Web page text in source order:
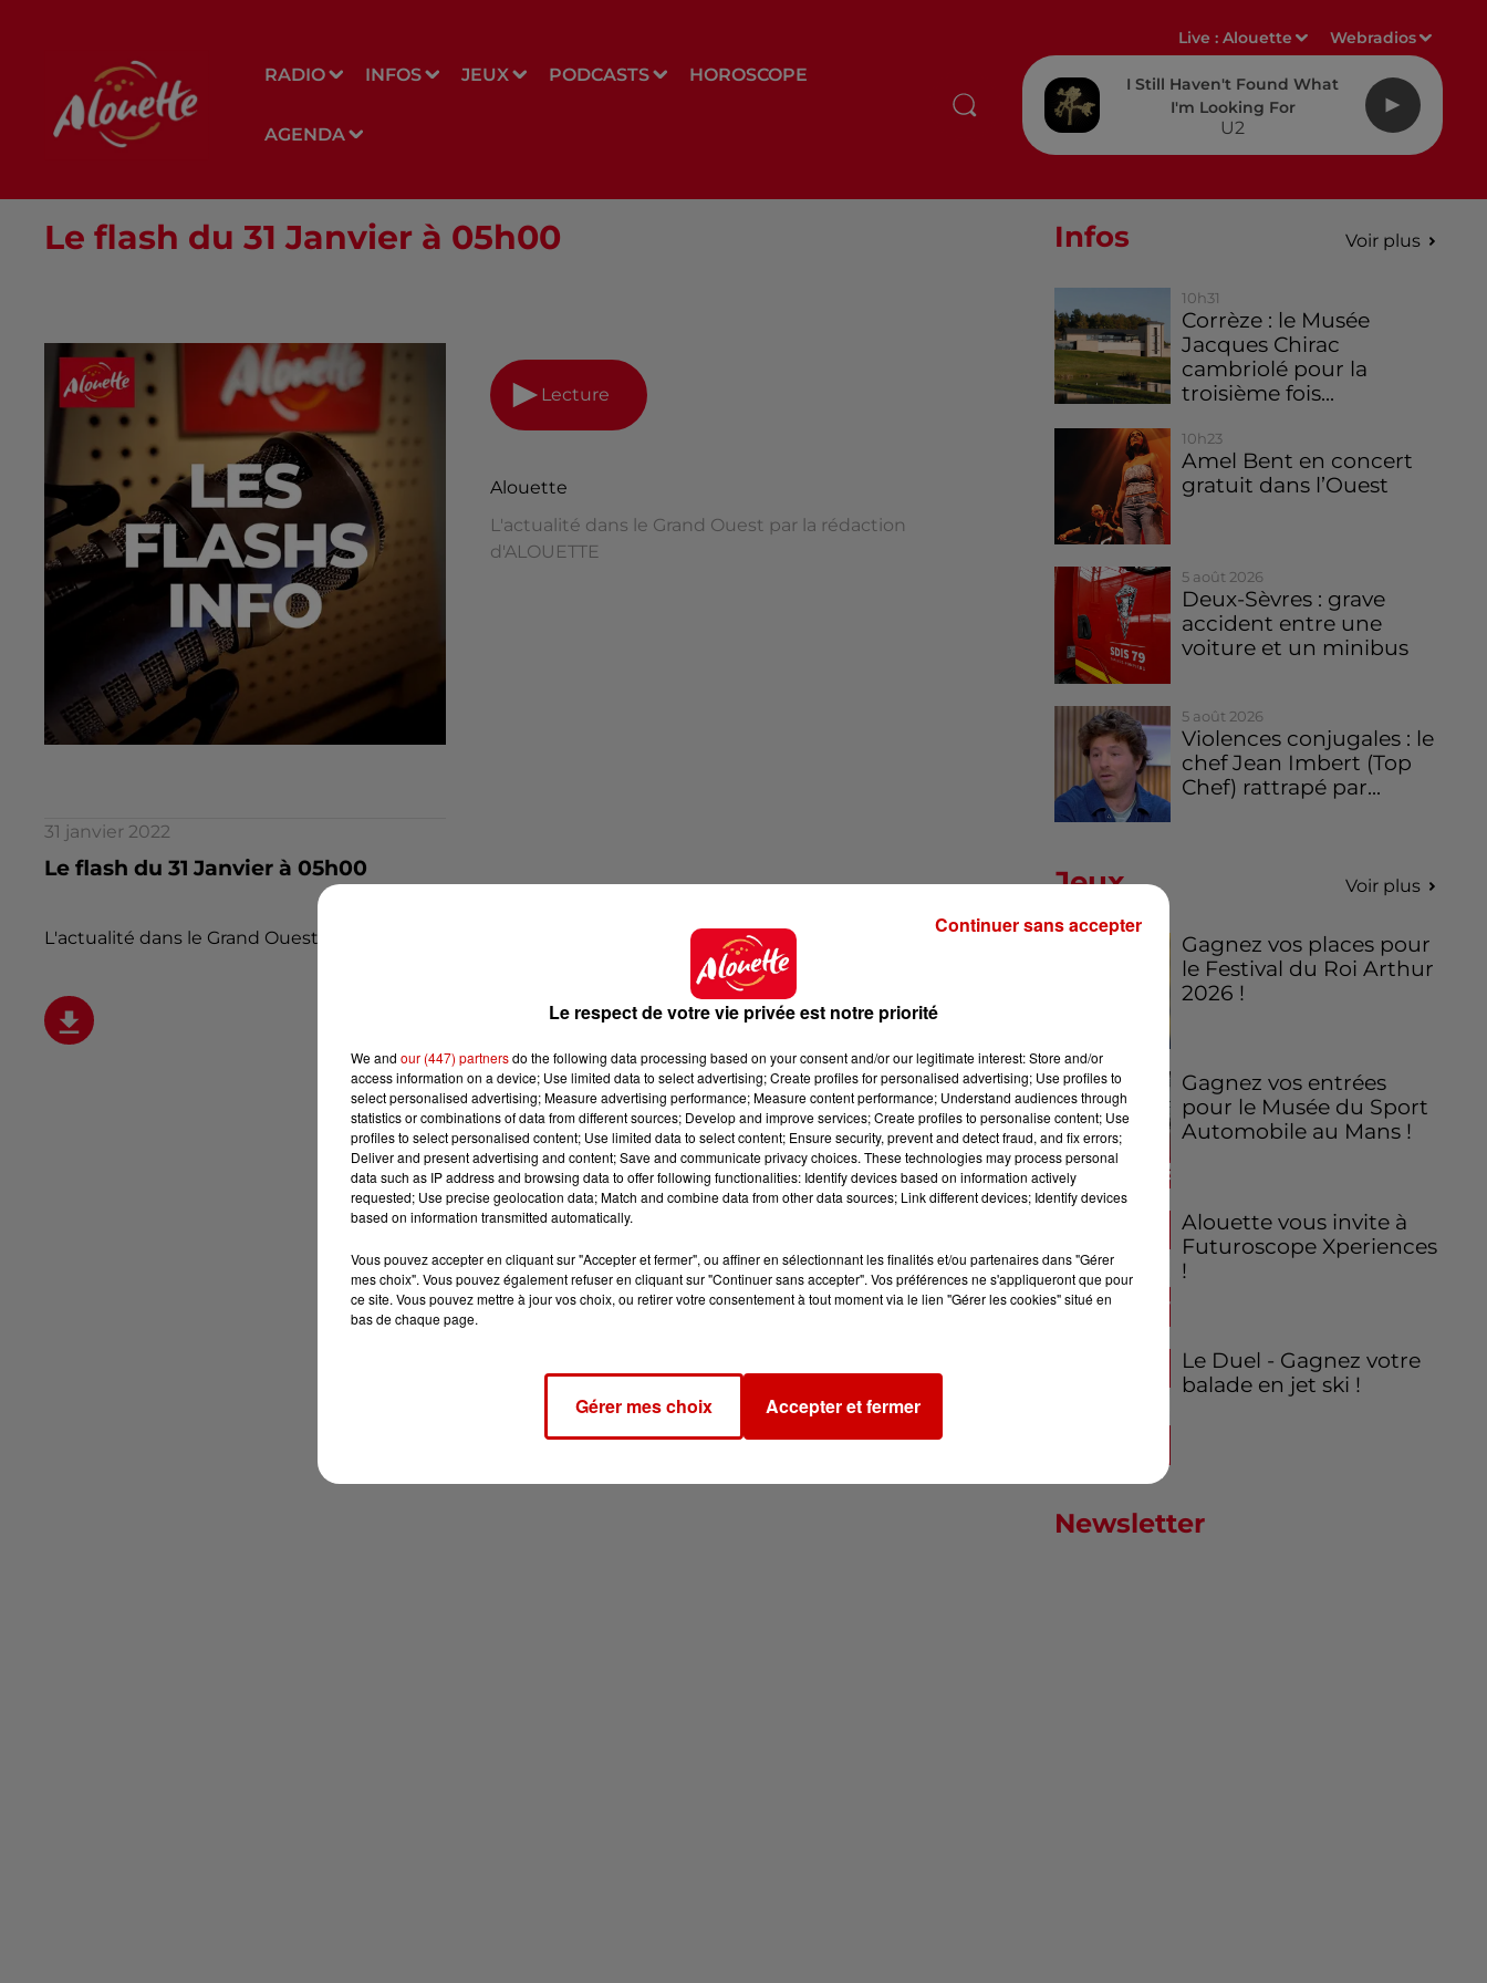
RADIO INFOS JEUX PODCASTS HOROSCOPE
AGENDA
Live :Alouette Webradios
I Still Haven't Found What
I'm Looking For
U2
Le flash du 31 Janvier à 05h00
Lecture
Alouette
L'actualité dans le Grand Ouest par la rédaction
d'ALOUETTE
31 janvier 2022
Le flash du 31 Janvier à 05h00
L'actualité dans le Grand Ouest par la rédaction d'ALOUETTE
Infos Voir plus
10h31
Corrèze : le Musée
Jacques Chirac
cambriolé pour la
troisième fois...
10h23
Amel Bent en concert
gratuit dans l’Ouest
5 août 2026
Deux-Sèvres : grave
accident entre une
voiture et un minibus
5 août 2026
Violences conjugales : le
chef Jean Imbert (Top
Chef) rattrapé par...
Jeux Voir plus
Gagnez vos places pour
le Festival du Roi Arthur
2026 !
Gagnez vos entrées
pour le Musée du Sport
Automobile au Mans !
Alouette vous invite à
Futuroscope Xperiences
!
Le Duel - Gagnez votre
balade en jet ski !
Newsletter
Le respect de votre vie privée est notre priorité
We and our (447) partnersdo the following data processing based on your consent and/or our legitimate interest: Store and/or
access information on a device; Use limited data to select advertising; Create profiles for personalised advertising; Use profiles to
select personalised advertising; Measure advertising performance; Measure content performance; Understand audiences through
statistics or combinations of data from different sources; Develop and improve services; Create profiles to personalise content; Use
profiles to select personalised content; Use limited data to select content; Ensure security, prevent and detect fraud, and fix errors;
Deliver and present advertising and content; Save and communicate privacy choices. These technologies may process personal
data such as IP address and browsing data to offer following functionalities: Identify devices based on information actively
requested; Use precise geolocation data; Match and combine data from other data sources; Link different devices; Identify devices
based on information transmitted automatically.
Vous pouvez accepter en cliquant sur "Accepter et fermer", ou affiner en sélectionnant les finalités et/ou partenaires dans "Gérer
mes choix". Vous pouvez également refuser en cliquant sur "Continuer sans accepter". Vos préférences ne s'appliqueront que pour
ce site. Vous pouvez mettre à jour vos choix, ou retirer votre consentement à tout moment via le lien "Gérer les cookies" situé en
bas de chaque page.
Gérer mes choix Accepter et fermer
Continuer sans accepter